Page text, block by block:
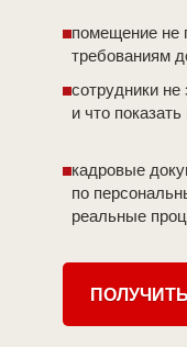
помещение не
требованиям
сотрудники
и что
кадровые
по
реальные